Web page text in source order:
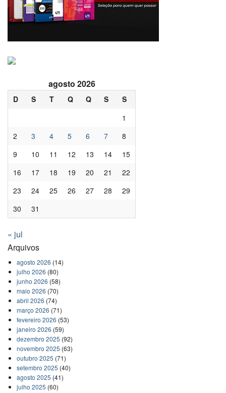
agosto 2026
D S T Q Q S
S
1
2
3 4 5 6 7
8
9
10 11 12 13 14
15
16
17 18 19 20 21
22
23
24 25 26 27 28
29
30
31
« jul
Arquivos
agosto 2026 (14)
julho 2026 (80)
junho 2026 (58)
maio 2026 (70)
abril 2026 (74)
março 2026 (71)
fevereiro 2026 (53)
janeiro 2026 (59)
dezembro 2025 (92)
novembro 2025 (63)
outubro 2025 (71)
setembro 2025 (40)
agosto 2025 (41)
julho 2025 (60)